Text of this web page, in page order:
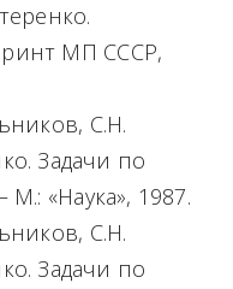
МП СССР,
С.Н.
Задачи по
«Наука», 1987.
С.Н.
Задачи по